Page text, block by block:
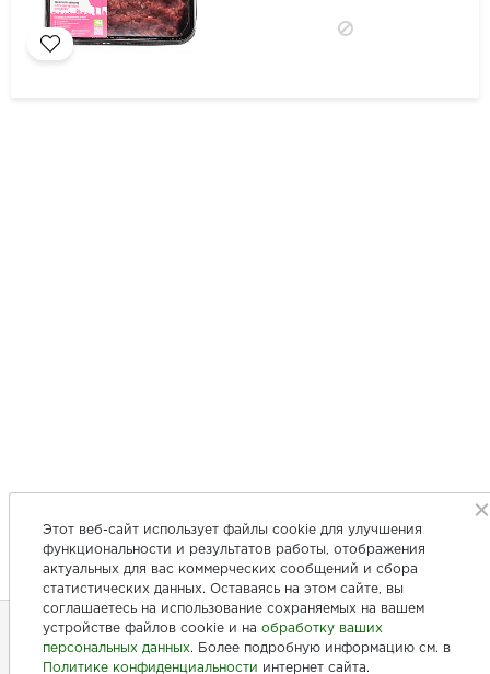
+7 (846) 275-20-10
Этот веб-сайт использует файлы cookie для улучшения
функциональности и результатов работы, отображения
актуальных для вас коммерческих сообщений и сбора
статистических данных. Оставаясь на этом сайте, вы
соглашаетесь на использование сохраняемых на вашем
устройстве файлов cookie и на обработку ваших
персональных данных. Более подробную информацию см. в
Политике конфиденциальности интернет сайта.